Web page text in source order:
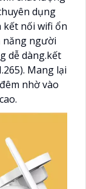
dụng
kết nối wifi ổn
năng người
dễ dàng.kết
Mang lại
nhờ vào